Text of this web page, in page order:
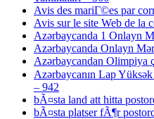
Avis des mariГ©es par
Avis sur le site Web de la
Azərbaycanda 1 Onlayn
Azərbaycanda Onlayn
Azərbaycandan Olimpiya
Azərbaycanın Lap
– 942
bÃ¤sta land att hitta
bÃ¤sta platser fÃ¶r